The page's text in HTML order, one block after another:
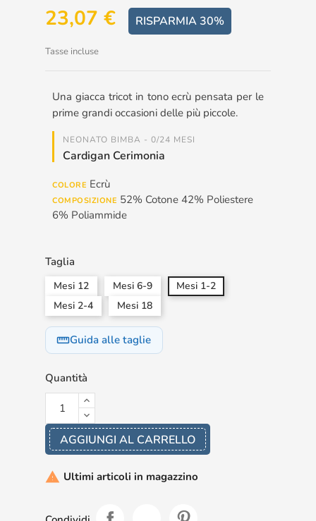
23,07 € RISPARMIA 30%
Tasse incluse
Una giacca tricot in tono ecrù pensata per le
prime grandi occasioni delle più piccole.
NEONATO BIMBA - 0/24 MESI
Cardigan Cerimonia
COLORE Ecrù
COMPOSIZIONE 52% Cotone 42% Poliestere
6% Poliammide
Taglia
Mesi 12 Mesi 6-9
Mesi 1-2
Mesi 2-4
Mesi 18
straightenGuida alle taglie
Quantità
AGGIUNGI AL CARRELLO
 Ultimi articoli in magazzino